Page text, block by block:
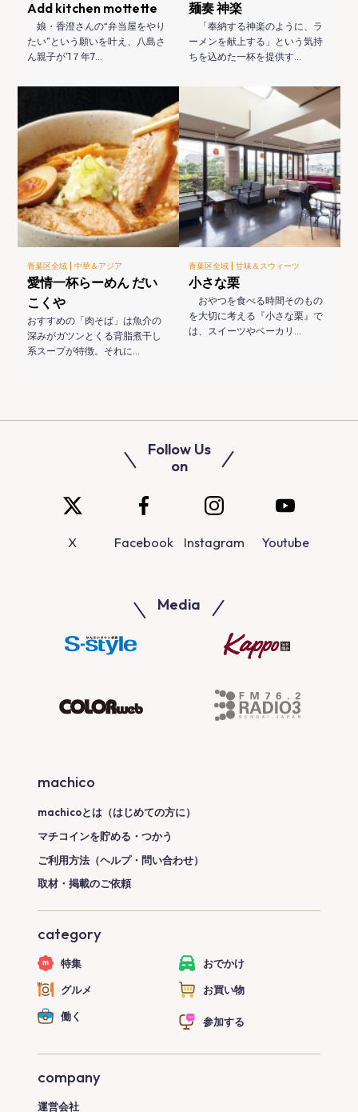
Add kitchen mottette
娘・香澄さんの“弁当屋をやり
たい”という願いを叶え、八島さ
ん親子が’1７年7…
麺奏 神楽
「奉納する神楽のように、ラ
ーメンを献上する」という気持
ちを込めた一杯を提供す…
青葉区全域 |中華＆アジア
愛情一杯らーめん だい
こくや
おすすめの「肉そば」は魚介の
深みがガツンとくる背脂煮干し
系スープが特徴。それに…
青葉区全域 | 甘味＆スウィーツ
小さな栗
おやつを食べる時間そのもの
を大切に考える『小さな栗』で
は、スイーツやベーカリ…
Follow Us
on
X Facebook Instagram Youtube
Media
machico
machicoとは（はじめての方に）
マチコインを貯める・つかう
ご利用方法（ヘルプ・問い合わせ）
取材・掲載のご依頼
category
特集 おでかけ
グルメ お買い物
働く 参加する
company
運営会社